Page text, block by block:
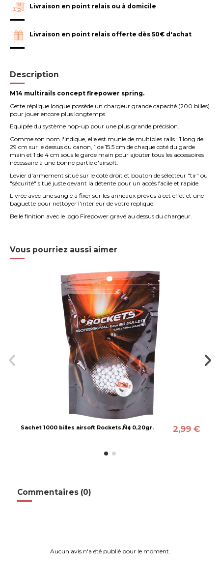
Livraison en point relais ou à domicile
Livraison en point relais offerte dès 50€ d'achat
Description
M14 multirails concept firepower spring.
Cette réplique longue possède un chargeur grande capacité (200 billes)
pour jouer encore plus longtemps.
Equipée du système hop-up pour une plus grande précision.
Comme son nom l'indique, elle est munie de multiples rails : 1 long de
29 cm sur le dessus du canon, 1 de 15.5 cm de chaque coté du garde
main et 1 de 4 cm sous le garde main pour ajouter tous les accessoires
nécessaire à une bonne partie d'airsoft.
Levier d'armement situé sur le coté droit et bouton de sélecteur "tir" ou
"sécurité" situé juste devant la détente pour un accès facile et rapide.
Livrée avec une sangle à fixer sur les anneaux prévus à cet effet et une
baguette pour nettoyer l'intérieur de votre réplique.
Belle finition avec le logo Firepower gravé au dessus du chargeur.
Vous pourriez aussi aimer
Sachet 1000 billes airsoft Rockets‚Ñ¢ 0,20gr. 2,99 €
Commentaires (0)
Aucun avis n'a été publié pour le moment.